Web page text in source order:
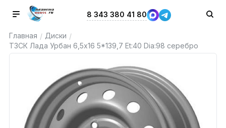
8 343 380 41 80
Главная / Диски /
ТЗСК Лада Урбан 6,5x16 5*139,7 Et:40 Dia:98 серебро